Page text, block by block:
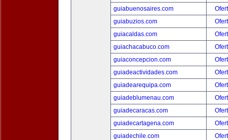
guiabuenosaires.com
guiabuzios.com
guiacaldas.com
guiachacabuco.com
guiaconcepcion.com
guiadeactividades.com
guiadearequipa.com
guiadeblumenau.com
guiadecaracas.com
guiadecartagena.com
guiadechile.com